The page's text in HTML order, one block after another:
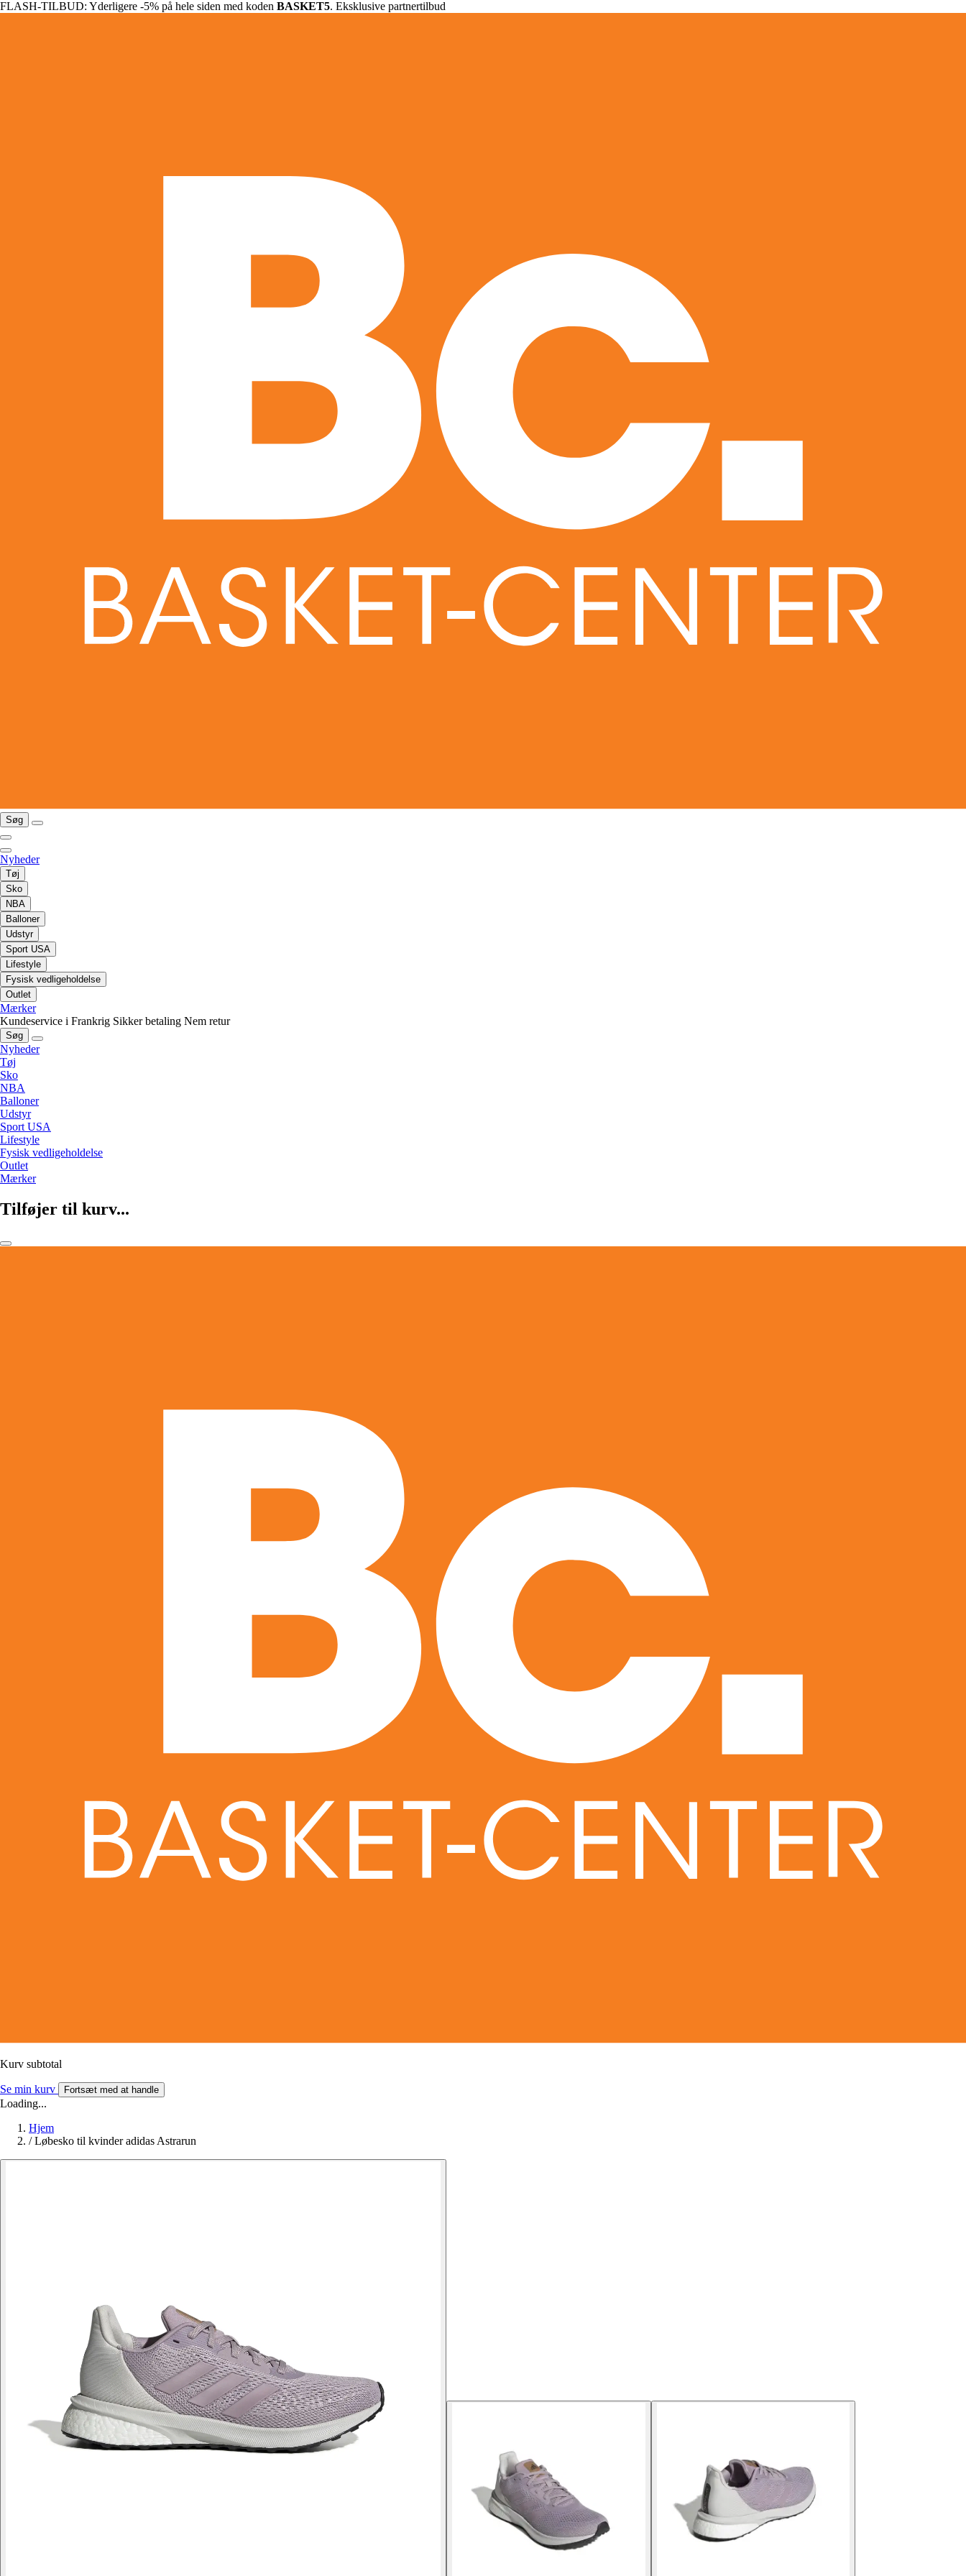
FLASH-TILBUD: Yderligere -5% på hele siden med koden BASKET5. Eksklusive partnertilbud
Søg
Nyheder
Tøj
Sko
NBA
Balloner
Udstyr
Sport USA
Lifestyle
Fysisk vedligeholdelse
Outlet
Mærker
Kundeservice i Frankrig Sikker betaling Nem retur
Søg
Nyheder
Tøj
Sko
NBA
Balloner
Udstyr
Sport USA
Lifestyle
Fysisk vedligeholdelse
Outlet
Mærker
Tilføjer til kurv...
Kurv subtotal
Se min kurv Fortsæt med at handle
Loading...
Hjem
/ Løbesko til kvinder adidas Astrarun